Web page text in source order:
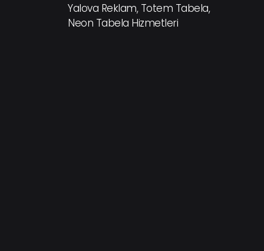
Yalova Reklam, Totem Tabela,
Neon Tabela Hizmetleri